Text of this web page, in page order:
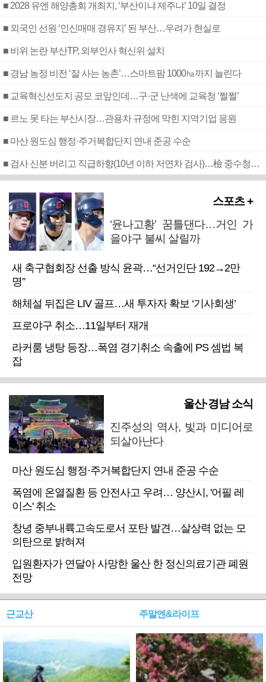
■ 2028 유엔 해양총회 개최지, ‘부산이냐 제주냐’ 10일 결정
■ 외국인 선원 ‘인신매매 경유지’ 된 부산…우려가 현실로
■ 비위 논란 부산TP, 외부인사 혁신위 설치
■ 경남 농정 비전 ‘잘 사는 농촌’…스마트팜 1000㏊까지 늘린다
■ 교육혁신선도지 공모 코앞인데…구·군 난색에 교육청 ‘쩔쩔’
■ 르노 못 타는 부산시장…관용차 규정에 막힌 지역기업 응원
■ 마산 원도심 행정·주거복합단지 연내 준공 수순
■ 검사 신분 버리고 직급하향(10년 이하 저연차 검사)…檢 중수청행 기피
스포츠 +
‘윤나고황’ 꿈틀댄다…거인 가
을야구 불씨 살릴까
새 축구협회장 선출 방식 윤곽…“선거인단 192→2만
명”
해체설 뒤집은 LIV 골프…새 투자자 확보 ‘기사회생’
프로야구 취소…11일부터 재개
라커룸 냉탕 등장…폭염 경기취소 속출에 PS 셈법 복
잡
울산·경남 소식
진주성의 역사, 빛과 미디어로
되살아난다
마산 원도심 행정·주거복합단지 연내 준공 수순
폭염에 온열질환 등 안전사고 우려… 양산시, '어필 레
이스' 취소
창녕 중부내륙고속도로서 포탄 발견…살상력 없는 모
의탄으로 밝혀져
입원환자가 연달아 사망한 울산 한 정신의료기관 폐원
전망
근교산 주말엔&라이프